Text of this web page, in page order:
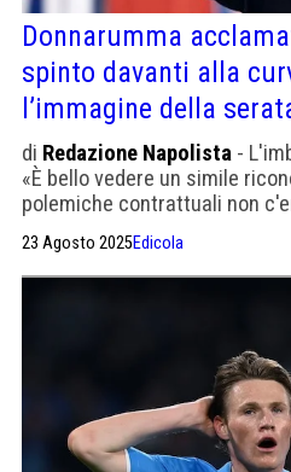
Donnarumma
spinto davanti alla
l’immagine della
di Redazione Napolista -
«È bello vedere un simile
polemiche contrattuali non
23 Agosto 2025Edicola